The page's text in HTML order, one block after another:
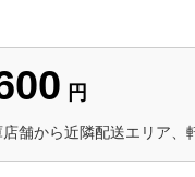
円
舗から近隣配送エリア、